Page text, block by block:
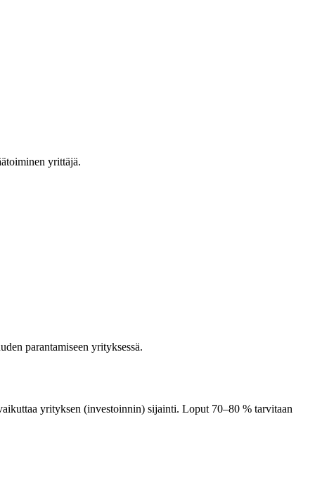
yrittäjä.
parantamiseen yrityksessä.
yrityksen (investoinnin) sijainti. Loput 70–80 % tarvitaan